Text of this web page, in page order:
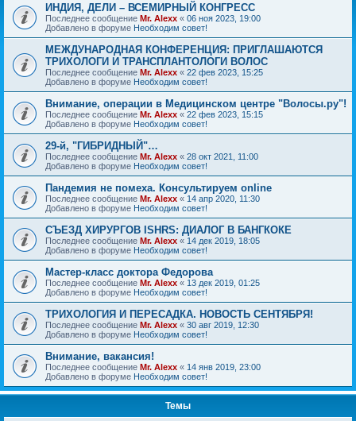
ИНДИЯ, ДЕЛИ – ВСЕМИРНЫЙ КОНГРЕСС
Последнее сообщение Mr. Alexx « 06 ноя 2023, 19:00
Добавлено в форуме Необходим совет!
МЕЖДУНАРОДНАЯ КОНФЕРЕНЦИЯ: ПРИГЛАШАЮТСЯ
ТРИХОЛОГИ И ТРАНСПЛАНТОЛОГИ ВОЛОС
Последнее сообщение Mr. Alexx « 22 фев 2023, 15:25
Добавлено в форуме Необходим совет!
Внимание, операции в Медицинском центре "Волосы.ру"!
Последнее сообщение Mr. Alexx « 22 фев 2023, 15:15
Добавлено в форуме Необходим совет!
29-й, "ГИБРИДНЫЙ"…
Последнее сообщение Mr. Alexx « 28 окт 2021, 11:00
Добавлено в форуме Необходим совет!
Пандемия не помеха. Консультируем online
Последнее сообщение Mr. Alexx « 14 апр 2020, 11:30
Добавлено в форуме Необходим совет!
СЪЕЗД ХИРУРГОВ ISHRS: ДИАЛОГ В БАНГКОКЕ
Последнее сообщение Mr. Alexx « 14 дек 2019, 18:05
Добавлено в форуме Необходим совет!
Мастер-класс доктора Федорова
Последнее сообщение Mr. Alexx « 13 дек 2019, 01:25
Добавлено в форуме Необходим совет!
ТРИХОЛОГИЯ И ПЕРЕСАДКА. НОВОСТЬ СЕНТЯБРЯ!
Последнее сообщение Mr. Alexx « 30 авг 2019, 12:30
Добавлено в форуме Необходим совет!
Внимание, вакансия!
Последнее сообщение Mr. Alexx « 14 янв 2019, 23:00
Добавлено в форуме Необходим совет!
Темы